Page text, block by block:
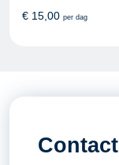
€ 15,00 per dag
Contact